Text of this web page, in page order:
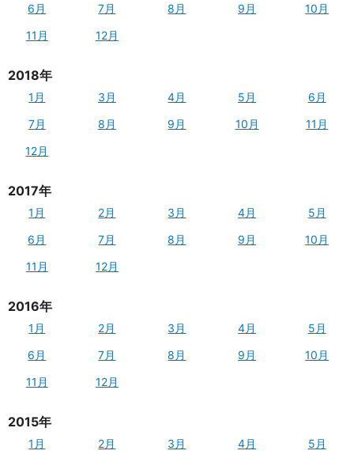
6月
7月 8月 9月
10月
11月
12月
2018年
1月 3月 4月 5月
6月
7月
8月 9月 10月
11月
12月
2017年
1月 2月 3月 4月
5月
6月
7月 8月 9月
10月
11月
12月
2016年
1月 2月 3月 4月
5月
6月
7月 8月 9月
10月
11月
12月
2015年
1月 2月 3月 4月
5月